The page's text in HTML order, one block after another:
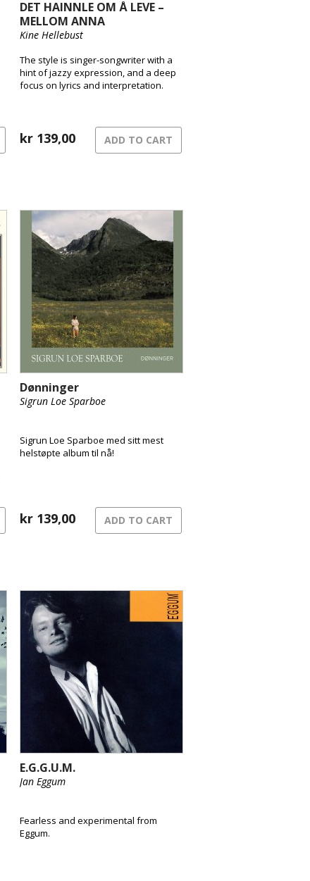
DET HAINNLE OM Å LEVE –
MELLOM ANNA
Kine Hellebust
The style is singer-songwriter with a
hint of jazzy expression, and a deep
focus on lyrics and interpretation.
kr 139,00 ADD TO CART
Dønninger
Sigrun Loe Sparboe
Sigrun Loe Sparboe med sitt mest
helstøpte album til nå!
kr 139,00 ADD TO CART
E.G.G.U.M.
Jan Eggum
Fearless and experimental from
Eggum.